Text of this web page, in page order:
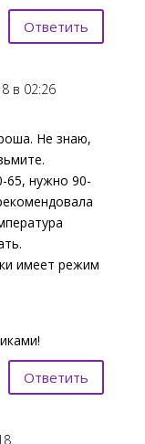
Ответить
в 02:26
Не знаю,
65, нужно 90-
имеет режим
Ответить